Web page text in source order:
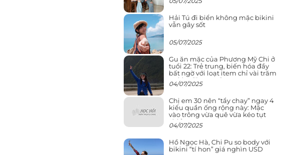
Hải Tú đi biển không mặc bikini
vẫn gây sốt
05/07/2025
Gu ăn mặc của Phương Mỹ Chi ở
tuổi 22: Trẻ trung, biến hóa đầy
bất ngờ với loạt item chỉ vài trăm
nghìn đã mua được
04/07/2025
Chị em 30 nên “tẩy chay” ngay 4
kiểu quần ống rộng này: Mặc
vào trông vừa quê vừa kéo tụt
chiều cao
04/07/2025
Hồ Ngọc Hà, Chi Pu so body với
bikini “tí hon” giá nghìn USD